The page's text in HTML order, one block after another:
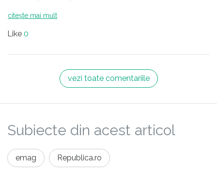
citește mai mult
Like 0
vezi toate comentariile
Subiecte din acest articol
emag Republica.ro